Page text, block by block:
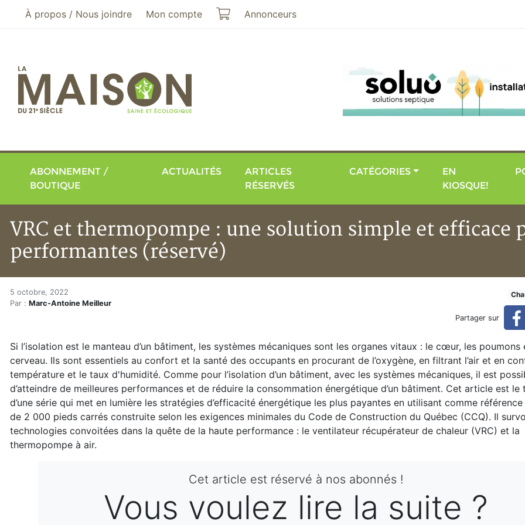
Aller au menu principal
Aller au contenu principal
À propos / Nous joindre Mon compte Mon panier
Annonceurs
ABONNEMENT /
BOUTIQUE
ACTUALITÉS
ARTICLES
RÉSERVÉS
CATÉGORIES
EN
KIOSQUE!
VRC et thermopompe : une solution simple et efficace
performantes (réservé)
Accueil
Articles réservés
VRC et thermopompe : une solution simple et efficace pour les habitations performantes (réservé)
VRC et thermopompe : une solution simple et
5 octobre, 2022
Par : Marc-Antoine Meilleur
Partager sur
Si l’isolation est le manteau d’un bâtiment, les systèmes mécaniques sont les organes vitaux : le cœur, les poumons
cerveau. Ils sont essentiels au confort et la santé des occupants en procurant de l’oxygène, en filtrant l’air et en
température et le taux d'humidité. Comme pour l’isolation d’un bâtiment, avec les systèmes mécaniques, il est
d’atteindre de meilleures performances et de réduire la consommation énergétique d’un bâtiment. Cet article est le
d’une série qui met en lumière les stratégies d’efficacité énergétique les plus payantes en utilisant comme
de 2 000 pieds carrés construite selon les exigences minimales du Code de Construction du Québec (CCQ). Il
technologies convoitées dans la quête de la haute performance : le ventilateur récupérateur de chaleur (VRC) et la
thermopompe à air.
Cet article est réservé à nos abonnés !
Vous voulez lire la suite ?